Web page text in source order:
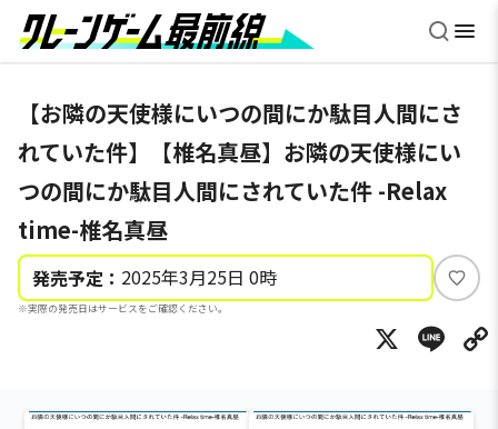
【お隣の天使様にいつの間にか駄目人間にさ
れていた件】【椎名真昼】お隣の天使様にい
つの間にか駄目人間にされていた件 -Relax
time-椎名真昼
発売予定： 2025年3月25日 0時
※実際の発売日はサービスをご確認ください。
い
ね
X